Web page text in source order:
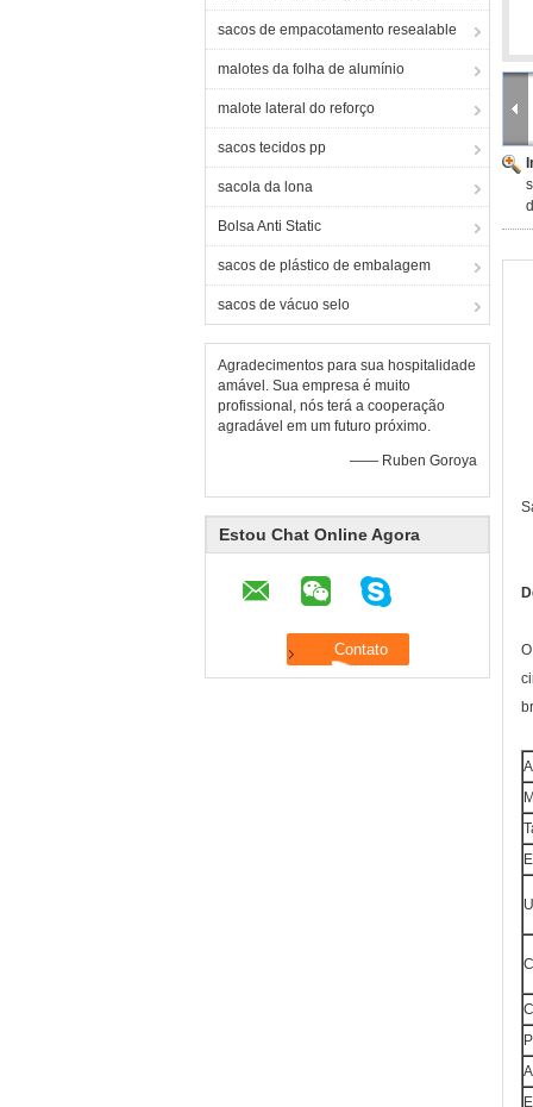
sacos de empacotamento resealable
malotes da folha de alumínio
malote lateral do reforço
sacos tecidos pp
sacola da lona
Bolsa Anti Static
sacos de plástico de embalagem
sacos de vácuo selo
Agradecimentos para sua hospitalidade
amável. Sua empresa é muito
profissional, nós terá a cooperação
agradável em um futuro próximo.
—— Ruben Goroya
Estou Chat Online Agora